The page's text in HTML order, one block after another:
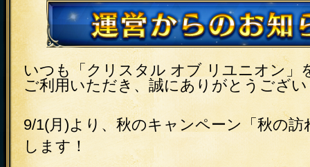
いつも「クリスタル オブ リユニオン」
ご利用いただき、誠にありがとうござ
9/1(月)より、秋のキャンペーン「秋の訪
します！